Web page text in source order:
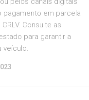
em parcela
Consulte as
para garantir a
veículo.